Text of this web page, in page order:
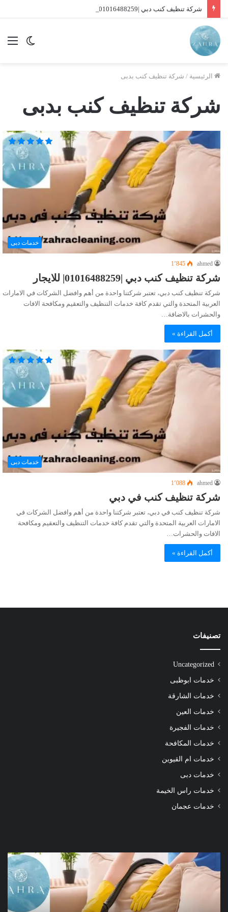
شركة تنظيف كنب دبي |01016488259| للايجار
الوضع
الرئيسية / شركة تنظيف كنب بدبى
شركة تنظيف كنب بدبى
خدمات دبى
ahmed 1٬845
شركة تنظيف كنب دبي |01016488259| للايجار
شركة تنظيف كنب دبي، تعتبر شركتنا واحدة من أهم وافضل الشركات في الامارات
العربية المتحدة والتي تقدم كافة خدمات التنظيف والتعقيم ومكافحة الافات
والحشرات بالاضافة…
أكمل القراءة »
خدمات دبى
ahmed 1٬088
شركة تنظيف كنب في دبي
شركة تنظيف كنب في دبي، تعتبر شركتنا واحدة من أهم وافضل الشركات في
الامارات العربية المتحدة والتي تقدم كافة خدمات التنظيف والتعقيم ومكافحة
الافات والحشرات…
أكمل القراءة »
تصنيفات
Uncategorized
خدمات ابوظبى
خدمات الشارقة
خدمات العين
خدمات الفجيرة
خدمات المكافحة
خدمات ام القيوين
خدمات دبى
خدمات راس الخيمة
خدمات عجمان
شركة
تنظيف
كنب
دبي
|01016488259|